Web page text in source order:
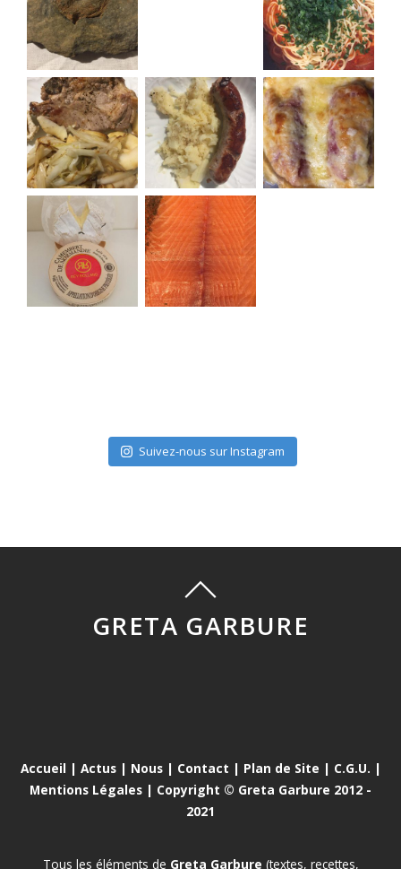
Suivez-nous sur Instagram
GRETA GARBURE
Accueil | Actus| Nous| Contact | Plan de Site | C.G.U. |
Mentions Légales | Copyright © Greta Garbure 2012 -
2021
Tous les éléments de Greta Garbure (textes, recettes,